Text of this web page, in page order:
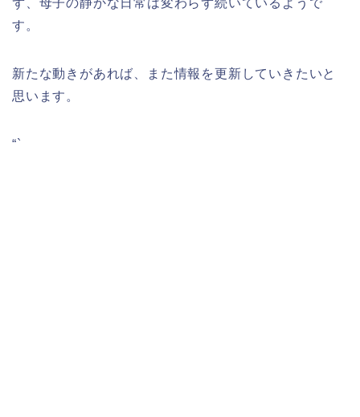
ず、母子の静かな日常は変わらず続いているようで
す。
新たな動きがあれば、また情報を更新していきたいと
思います。
“`